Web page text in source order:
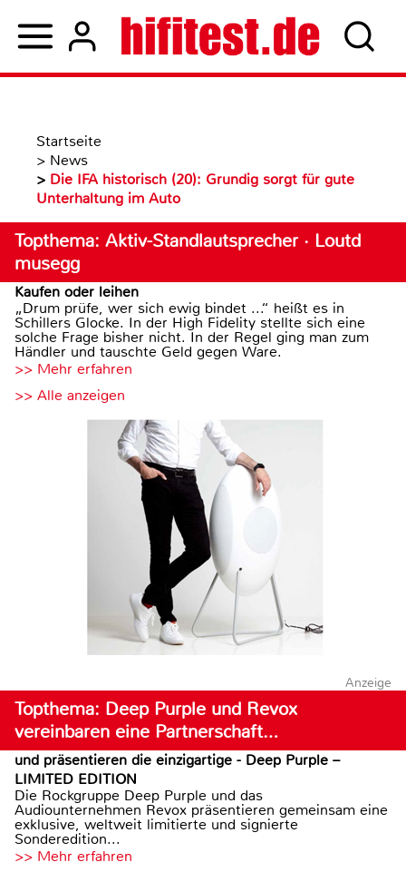
Startseite
> News
> Die IFA historisch (20): Grundig sorgt für gute
Unterhaltung im Auto
Topthema: Aktiv-Standlautsprecher · Loutd
musegg
Kaufen oder leihen
„Drum prüfe, wer sich ewig bindet ...“ heißt es in
Schillers Glocke. In der High Fidelity stellte sich eine
solche Frage bisher nicht. In der Regel ging man zum
Händler und tauschte Geld gegen Ware.
>> Mehr erfahren
>> Alle anzeigen
Anzeige
Topthema: Deep Purple und Revox
vereinbaren eine Partnerschaft…
und präsentieren die einzigartige - Deep Purple –
LIMITED EDITION
Die Rockgruppe Deep Purple und das
Audiounternehmen Revox präsentieren gemeinsam eine
exklusive, weltweit limitierte und signierte
Sonderedition...
>> Mehr erfahren